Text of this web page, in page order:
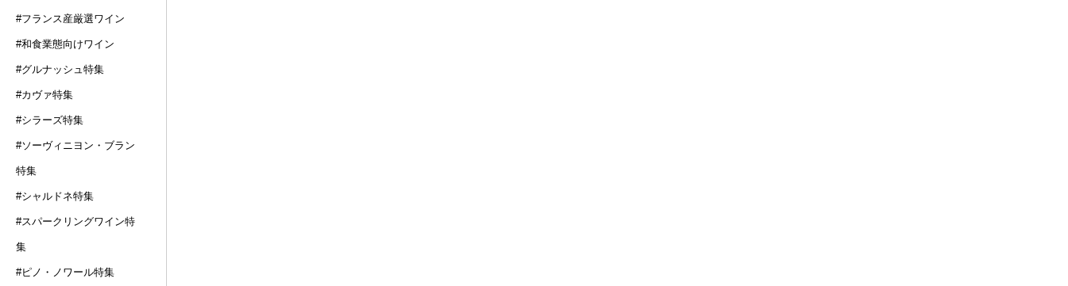
#フランス産厳選ワイン
#和食業態向けワイン
#グルナッシュ特集
#カヴァ特集
#シラーズ特集
#ソーヴィニヨン・ブラン
特集
#シャルドネ特集
#スパークリングワイン特
集
#ピノ・ノワール特集